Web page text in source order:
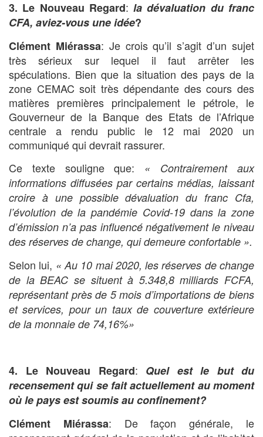
3. Le Nouveau Regard:la dévaluation du franc
CFA, aviez-vous une idée?
Clément Miérassa: Je crois qu’il s’agit d’un sujet
très sérieux sur lequel il faut arrêter les
spéculations. Bien que la situation des pays de la
zone CEMAC soit très dépendante des cours des
matières premières principalement le pétrole, le
Gouverneur de la Banque des Etats de l’Afrique
centrale a rendu public le 12 mai 2020 un
communiqué qui devrait rassurer.
Ce texte souligne que: « Contrairement aux
informations diffusées par certains médias, laissant
croire à une possible dévaluation du franc Cfa,
l’évolution de la pandémie Covid-19 dans la zone
d’émission n’a pas influencé négativement le niveau
des réserves de change, qui demeure confortable ».
Selon lui, « Au 10 mai 2020, les réserves de change
de la BEAC se situent à 5.348,8 milliards FCFA,
représentant près de 5 mois d’importations de biens
et services, pour un taux de couverture extérieure
de la monnaie de 74,16%»
4. Le Nouveau Regard: Quel est le but du
recensement qui se fait actuellement au moment
où le pays est soumis au confinement?
Clément Miérassa: De façon générale, le